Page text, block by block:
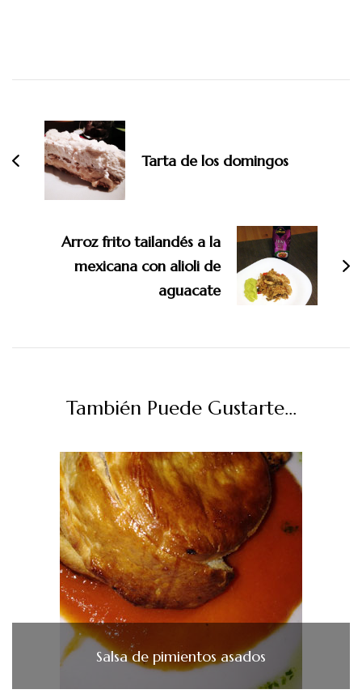
entradas
Tarta de los domingos
Arroz frito tailandés a la
mexicana con alioli de
aguacate
También Puede Gustarte...
Salsa de pimientos asados